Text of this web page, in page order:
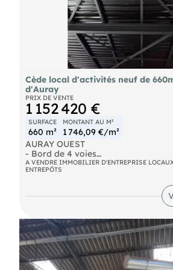
le site Géorisques :
https://www.georisques.gouv.fr.
Cède local d'activités neuf de
d'Auray
PRIX DE VENTE
1 152 420 €
SURFACE
660 m²
MONTANT AU M²
1 746,09 €/m²
AURAY OUEST
- Bord de 4 voies
- Local d'activités NEUF de 660 m²
comprenant 3 portes sectionnelles
- Possibilité de diviser à partir de
- Livraison printemps 2026 //
agence en sus à la charge de
€ HT soit 76 104 € TTC
#Auray #Brech #Pluneret #
#Saintannedauray #Localmendon
A VENDRE IMMOBILIER D'ENTREPRISE
ENTREPÔTS